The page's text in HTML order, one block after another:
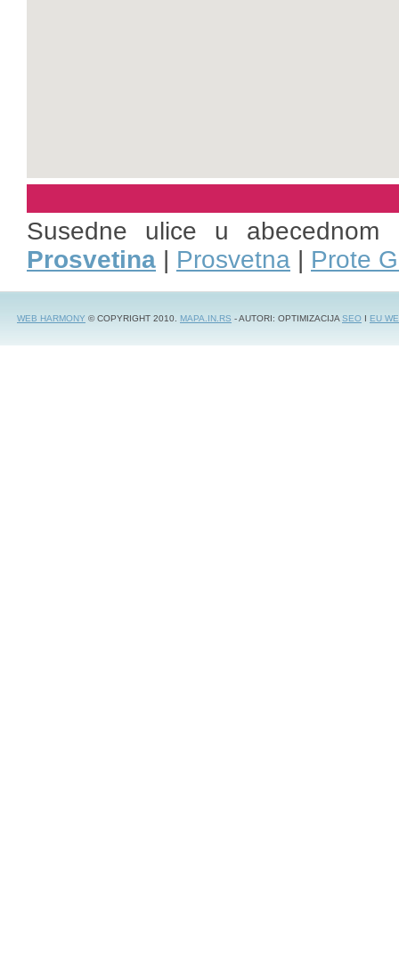
Susedne ulice u
Prosvetina | Prosvetna | Prote
WEB HARMONY © COPYRIGHT 2010. MAPA.IN.RS - AUTORI: OPTIMIZACIJASEO I EU